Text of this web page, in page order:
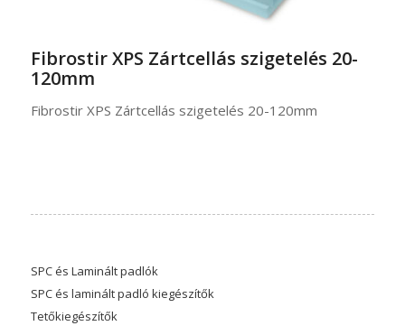
Fibrostir XPS Zártcellás szigetelés 20-
120mm
Fibrostir XPS Zártcellás szigetelés 20-120mm
SPC és Laminált padlók
SPC és laminált padló kiegészítők
Tetőkiegészítők